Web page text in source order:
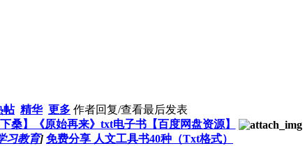
帖 精华 更多 作者回复/查看最后发表
下桑】《原始再来》txt电子书【百度网盘资源】
习教育] 免费分享 人文工具书40种（Txt格式）